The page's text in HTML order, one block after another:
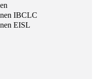
IBCLC
EISL